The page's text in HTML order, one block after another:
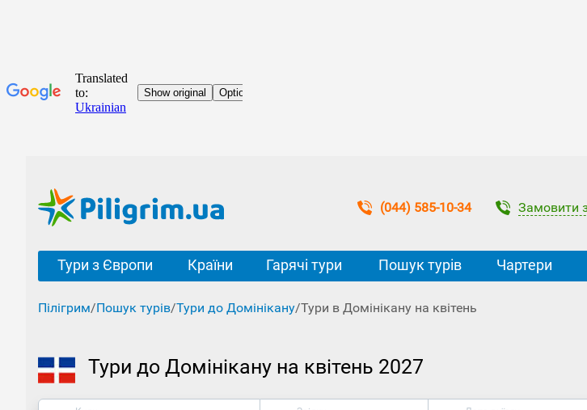
(044) 585-10-34 Замовити
Тури з Європи Країни Гарячі тури Пошук турів Чартери
Пілігрим/Пошук турів/Тури до Домінікану/Тури в Домінікану на квітень
Тури до Домінікану на квітень 2027